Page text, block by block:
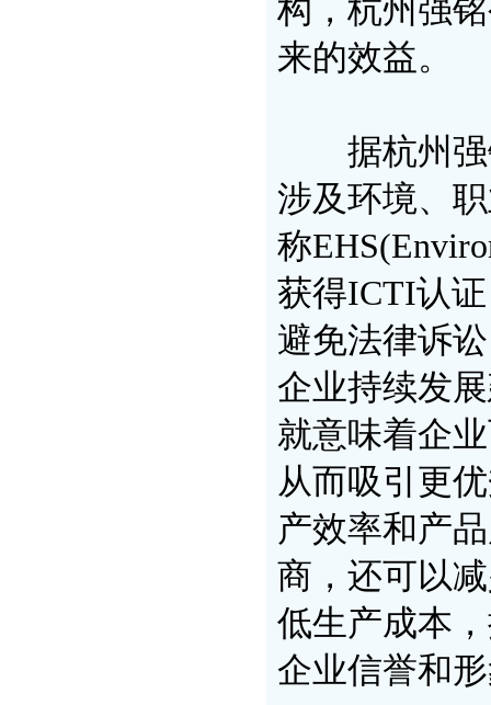
构，杭州强
来的效益。
据杭州强
涉及环境、
称
获得ICTI认
避免法律诉
企业持续发
就意味着企
从而吸引更
产效率和产
商，还可以
低生产成本
企业信誉和